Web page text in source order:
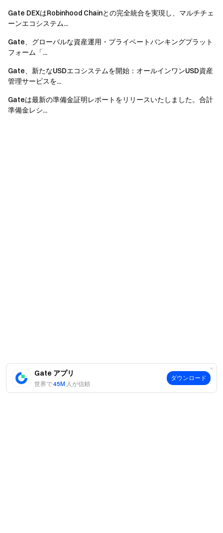
Gate アプリ
世界で45M 人が信頼
ダウンロード
4月20日、K11 MUSEAにてブルーカーペットセレモニー
が開催され、記念プログラムは重要な節目を迎えました。
Gate創業者兼CEOのDr. Hanが出席し、プラットフォーム
Gate DEXはRobinhood Chainとの完全統合を実現し、マルチチェ
ーンエコシステム...
Gate、グローバルな資産運用・プライベートバンキングプラット
フォーム「...
Gate、新たなUSDエコシステムを開始：オールインワンUSD資産
管理サービスを...
Gateは最新の準備金証明レポートをリリースいたしました。合計
準備金レシ...